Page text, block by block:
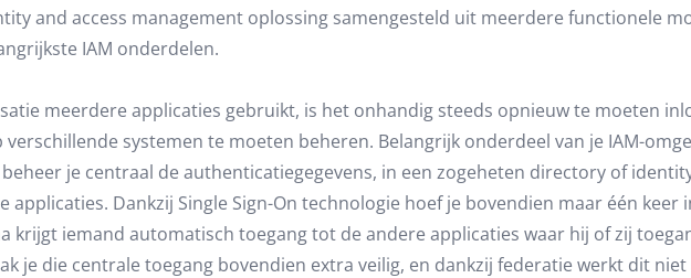
and access management oplossing samengesteld uit meerdere functionele
IAM onderdelen.
meerdere applicaties gebruikt, is het onhandig steeds opnieuw te moeten
verschillende systemen te moeten beheren. Belangrijk onderdeel van je IAM-
je centraal de authenticatiegegevens, in een zogeheten directory of
applicaties. Dankzij Single Sign-On technologie hoef je bovendien maar één keer
krijgt iemand automatisch toegang tot de andere applicaties waar hij of zij
je die centrale toegang bovendien extra veilig, en dankzij federatie werkt dit